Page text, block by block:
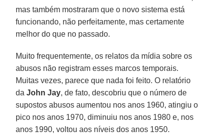
mas também mostraram que o novo sistema está
funcionando, não perfeitamente, mas certamente
melhor do que no passado.
Muito frequentemente, os relatos da mídia sobre os
abusos não registram esses marcos temporais.
Muitas vezes, parece que nada foi feito. O relatório
daJohn Jay, de fato, descobriu que o número de
supostos abusos aumentou nos anos 1960, atingiu o
pico nos anos 1970, diminuiu nos anos 1980 e, nos
anos 1990, voltou aos níveis dos anos 1950.